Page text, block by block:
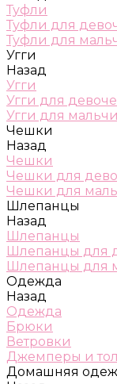
Туфли
Туфли для
Туфли для
Угги
Назад
Угги
Угги для
Угги для
Чешки
Назад
Чешки
Чешки для
Чешки для
Шлепанцы
Назад
Шлепанцы
Шлепанцы для
Шлепанцы для
Одежда
Назад
Одежда
Брюки
Ветровки
Джемперы и
Домашняя